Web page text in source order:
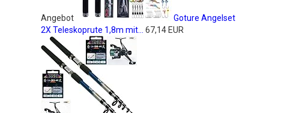
Angebot
Goture Angelset
2X Teleskoprute 1,8m mit...
67,14 EUR